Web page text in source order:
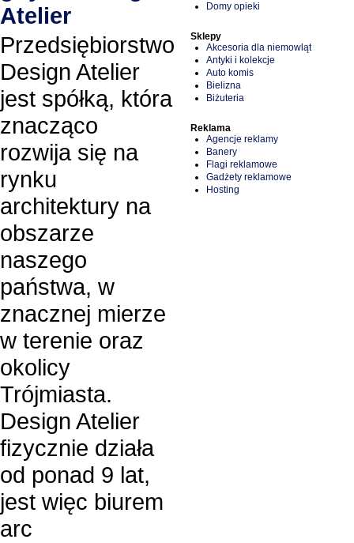
Domy opieki
Sklepy
Akcesoria dla niemowląt
Antyki i kolekcje
Auto komis
Bielizna
Biżuteria
Reklama
Agencje reklamy
Banery
Flagi reklamowe
Gadżety reklamowe
Hosting
Atelier
Przedsiębiorstwo
Design Atelier
jest spółką, która
znacząco
rozwija się na
rynku
architektury na
obszarze
naszego
państwa, w
znacznej mierze
w terenie oraz
okolicy
Trójmiasta.
Design Atelier
fizycznie działa
od ponad 9 lat,
jest więc biurem
arc